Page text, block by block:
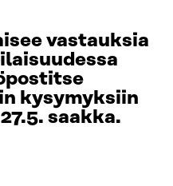
vastauksia
kysymyksiin
27.5. saakka.